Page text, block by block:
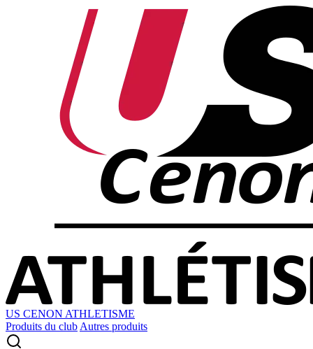
US CENON ATHLETISME
Produits du club Autres produits